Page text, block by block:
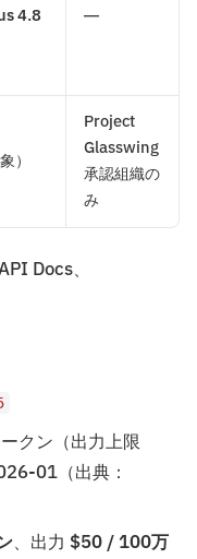
4.8
―
）
Project
Glasswing
承認組織の
み
Docs、
クン（出力上限
01（出典：
、出力 $50 / 100万